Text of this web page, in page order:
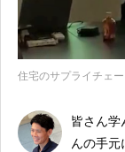
住宅のサプライチェ
皆さん学
んの手元